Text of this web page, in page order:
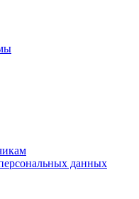
данных